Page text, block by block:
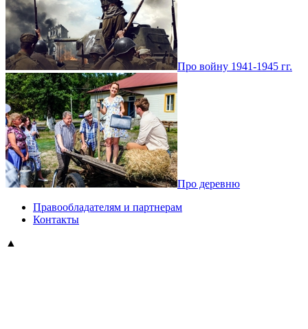
Про войну 1941-1945 гг.
Про деревню
Правообладателям и партнерам
Контакты
▲